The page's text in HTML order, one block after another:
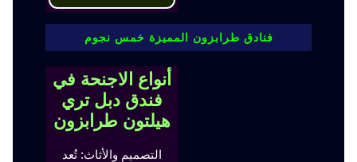
فنادق طرابزون المميزة خمس نجوم
أنواع الاجنحة في
فندق دبل تري
هيلتون طرابزون
التصميم والأثاث: تُعد